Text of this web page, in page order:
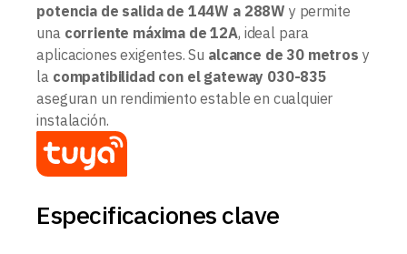
potencia de salida de 144W a 288W y permite
una corriente máxima de 12A, ideal para
aplicaciones exigentes. Su alcance de 30 metros y
la compatibilidad con el gateway 030-835
aseguran un rendimiento estable en cualquier
instalación.
Especificaciones clave